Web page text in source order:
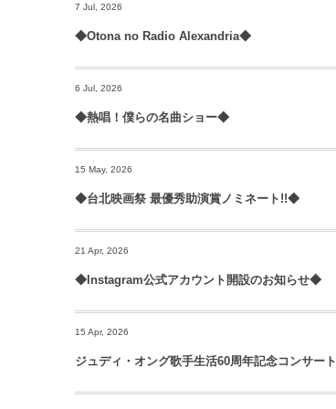
7 Jul, 2026
◆Otona no Radio Alexandria◆
6 Jul, 2026
◆熱唱！僕らの名曲ショー◆
15 May, 2026
◆台北映画祭 最優秀助演賞ノミネート!!◆
21 Apr, 2026
◆Instagram公式アカウント開設のお知らせ◆
15 Apr, 2026
ジュディ・オング歌手生活60周年記念コンサート